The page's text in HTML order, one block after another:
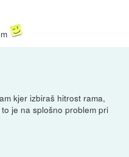
kjer izbiraš hitrost rama,
je na splošno problem pri